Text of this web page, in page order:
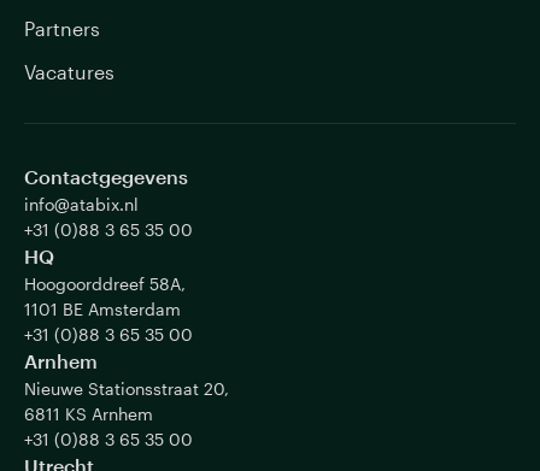
Contactgegevens
info@atabix.nl
+31 (0)88 3 65 35 00
HQ
Hoogoorddreef 58A,
1101 BE Amsterdam
+31 (0)88 3 65 35 00
Arnhem
Nieuwe Stationsstraat 20,
6811 KS Arnhem
+31 (0)88 3 65 35 00
Utrecht
Partners
Vacatures